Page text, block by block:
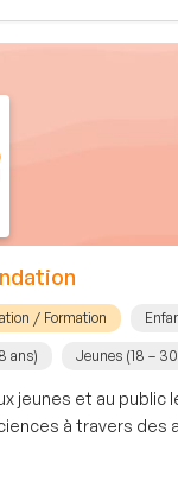
/ Formation
ans) Jeunes (18 –
jeunes et au public
à travers des